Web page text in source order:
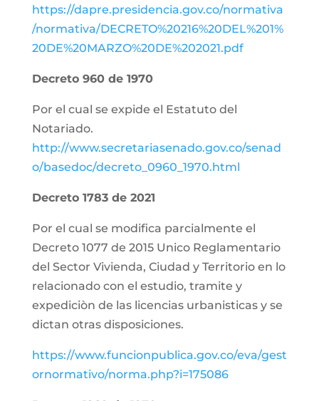
https://dapre.presidencia.gov.co/normativa
/normativa/DECRETO%20216%20DEL%201%
20DE%20MARZO%20DE%202021.pdf
Decreto 960 de 1970
Por el cual se expide el Estatuto del
Notariado.
http://www.secretariasenado.gov.co/senad
o/basedoc/decreto_0960_1970.html
Decreto 1783 de 2021
Por el cual se modifica parcialmente el
Decreto 1077 de 2015 Unico Reglamentario
del Sector Vivienda, Ciudad y Territorio en lo
relacionado con el estudio, tramite y
expediciòn de las licencias urbanisticas y se
dictan otras disposiciones.
https://www.funcionpublica.gov.co/eva/gest
ornormativo/norma.php?i=175086